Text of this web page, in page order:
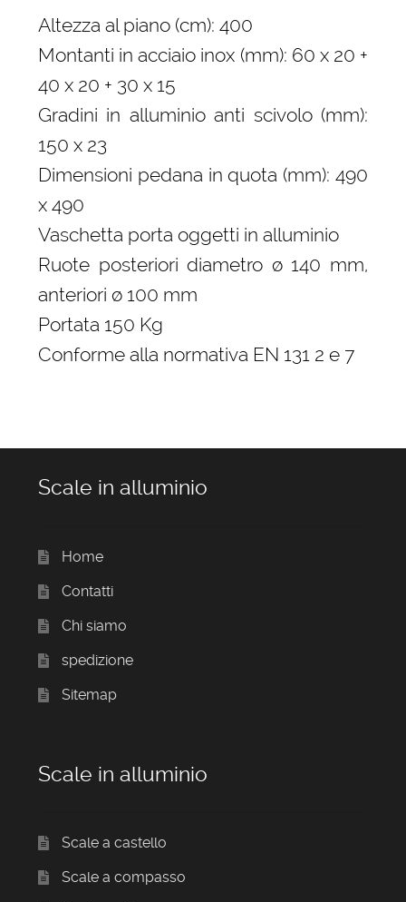
Altezza al piano (cm): 400
Montanti in acciaio inox (mm): 60 x 20 +
40 x 20 + 30 x 15
Gradini in alluminio anti scivolo (mm):
150 x 23
Dimensioni pedana in quota (mm): 490
x 490
Vaschetta porta oggetti in alluminio
Ruote posteriori diametro ø 140 mm,
anteriori ø 100 mm
Portata 150 Kg
Conforme alla normativa EN 131 2 e 7
Scale in alluminio
Home
Contatti
Chi siamo
spedizione
Sitemap
Scale in alluminio
Scale a castello
Scale a compasso